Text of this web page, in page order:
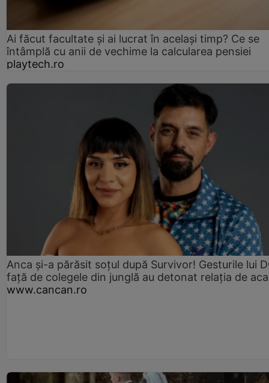
Ai făcut facultate și ai lucrat în același timp? Ce se
întâmplă cu anii de vechime la calcularea pensiei
playtech.ro
Anca și-a părăsit soțul după Survivor! Gesturile lui
față de colegele din junglă au detonat relația de
www.cancan.ro